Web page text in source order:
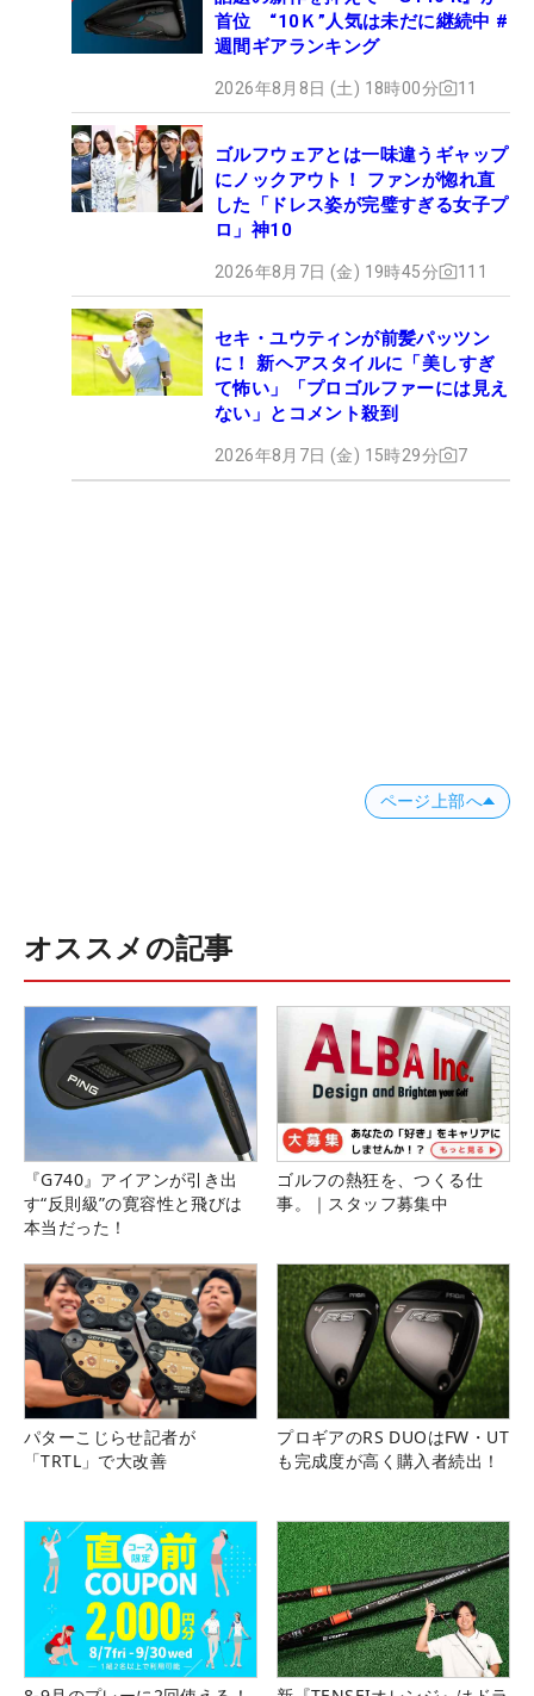
首位 “10Ｋ”人気は未だに継続中 #
週間ギアランキング
2026年8月8日 (土) 18時00分 11
ゴルフウェアとは一味違うギャップ
にノックアウト！ ファンが惚れ直
した「ドレス姿が完璧すぎる女子プ
ロ」神10
2026年8月7日 (金) 19時45分 111
セキ・ユウティンが前髪パッツン
に！ 新ヘアスタイルに「美しすぎ
て怖い」「プロゴルファーには見え
ない」とコメント殺到
2026年8月7日 (金) 15時29分 7
ページ上部へ
オススメの記事
『G740』アイアンが引き出
す“反則級”の寛容性と飛びは
本当だった！
ゴルフの熱狂を、つくる仕
事。｜スタッフ募集中
パターこじらせ記者が
「TRTL」で大改善
プロギアのRS DUOはFW・UT
も完成度が高く購入者続出！